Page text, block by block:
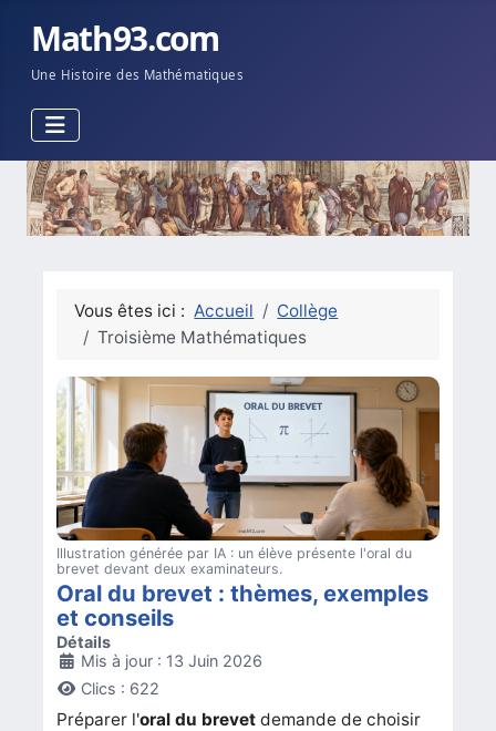
Math93.com
Une Histoire des Mathématiques
Vous êtes ici : Accueil
Collège
Troisième Mathématiques
Illustration générée par IA : un élève présente l'oral du
brevet devant deux examinateurs.
Oral du brevet : thèmes, exemples
et conseils
Détails
Mis à jour : 13 Juin 2026
Clics : 622
Préparer l'oral du brevet demande de choisir